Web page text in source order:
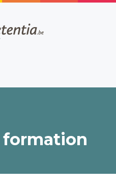
formation